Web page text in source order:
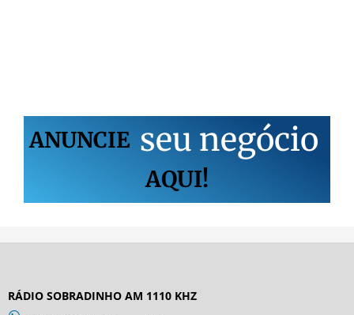
ANUNCIE seu negócio
AQUI!
RÁDIO SOBRADINHO AM 1110 KHZ